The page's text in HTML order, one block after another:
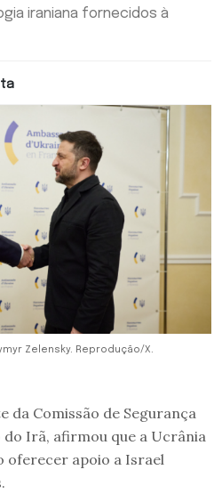
iraniana fornecidos à
Zelensky. Reprodução/X.
da Comissão de Segurança
Irã, afirmou que a Ucrânia
oferecer apoio a Israel